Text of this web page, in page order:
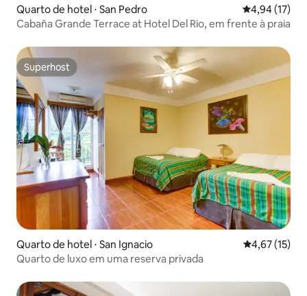
Quarto de hotel ⋅ San Pedro 4,94 de uma
4,94 (17)
Cabaña Grande Terrace at Hotel Del Rio, em frente à praia
Superhost
Superhost
Quarto de hotel ⋅ San Ignacio 4,67 de uma
4,67 (15)
Quarto de luxo em uma reserva privada